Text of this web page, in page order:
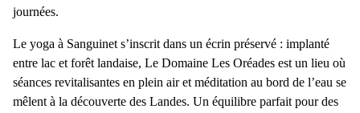
journées.
Le yoga à Sanguinet s’inscrit dans un écrin préservé : implanté
entre lac et forêt landaise, Le Domaine Les Oréades est un lieu où
séances revitalisantes en plein air et méditation au bord de l’eau se
mêlent à la découverte des Landes. Un équilibre parfait pour des